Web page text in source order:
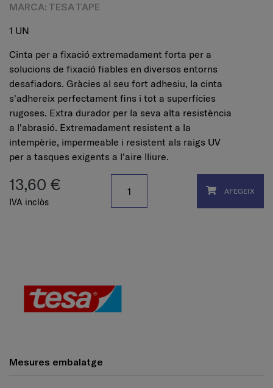
MARCA: TESA TAPE
1 UN
Cinta per a fixació extremadament forta per a
solucions de fixació fiables en diversos entorns
desafiadors. Gràcies al seu fort adhesiu, la cinta
s'adhereix perfectament fins i tot a superfícies
rugoses. Extra durador per la seva alta resistència
a l'abrasió. Extremadament resistent a la
intempèrie, impermeable i resistent als raigs UV
per a tasques exigents a l'aire lliure.
13,60 €
IVA inclòs
AFEGEIX
Mesures embalatge